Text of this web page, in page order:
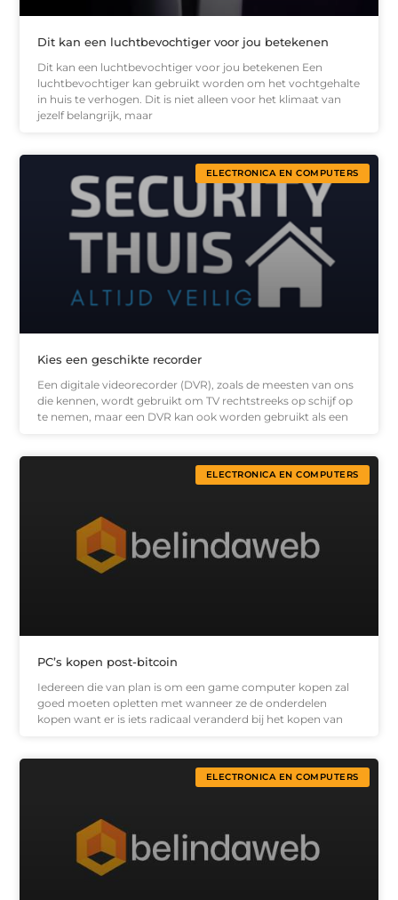
Dit kan een luchtbevochtiger voor jou betekenen
Dit kan een luchtbevochtiger voor jou betekenen Een
luchtbevochtiger kan gebruikt worden om het vochtgehalte
in huis te verhogen. Dit is niet alleen voor het klimaat van
jezelf belangrijk, maar
ELECTRONICA EN COMPUTERS
Kies een geschikte recorder
Een digitale videorecorder (DVR), zoals de meesten van ons
die kennen, wordt gebruikt om TV rechtstreeks op schijf op
te nemen, maar een DVR kan ook worden gebruikt als een
ELECTRONICA EN COMPUTERS
PC’s kopen post-bitcoin
Iedereen die van plan is om een game computer kopen zal
goed moeten opletten met wanneer ze de onderdelen
kopen want er is iets radicaal veranderd bij het kopen van
ELECTRONICA EN COMPUTERS